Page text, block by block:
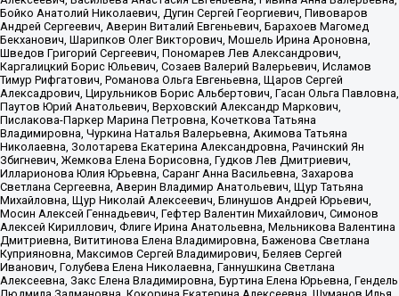
Бойко Анатолий Николаевич, Дугин Сергей Георгиевич, Пивоваров
Андрей Сергеевич, Аверин Виталий Евгеньевич, Барахоев Магомед
Бекханович, Шарипков Олег Викторович, Мошель Ирина Ароновна,
Шведов Григорий Сергеевич, Пономарев Лев Александрович,
Каргалицкий Борис Юльевич, Созаев Валерий Валерьевич, Исламов
Тимур Рифгатович, Романова Ольга Евгеньевна, Щаров Сергей
Алексадрович, Цирульников Борис Альбертович, Гасан Ольга Павловна,
Паутов Юрий Анатольевич, Верховский Александр Маркович,
Пислакова-Паркер Марина Петровна, Кочеткова Татьяна
Владимировна, Чуркина Наталья Валерьевна, Акимова Татьяна
Николаевна, Золотарева Екатерина Александровна, Рачинский Ян
Збигневич, Жемкова Елена Борисовна, Гудков Лев Дмитриевич,
Илларионова Юлия Юрьевна, Саранг Анна Васильевна, Захарова
Светлана Сергеевна, Аверин Владимир Анатольевич, Щур Татьяна
Михайловна, Щур Николай Алексеевич, Блинушов Андрей Юрьевич,
Мосин Алексей Геннадьевич, Гефтер Валентин Михайлович, Симонов
Алексей Кириллович, Флиге Ирина Анатольевна, Мельникова Валентина
Дмитриевна, Вититинова Елена Владимировна, Баженова Светлана
Куприяновна, Максимов Сергей Владимирович, Беляев Сергей
Иванович, Голубева Елена Николаевна, Ганнушкина Светлана
Алексеевна, Закс Елена Владимировна, Буртина Елена Юрьевна, Гендель